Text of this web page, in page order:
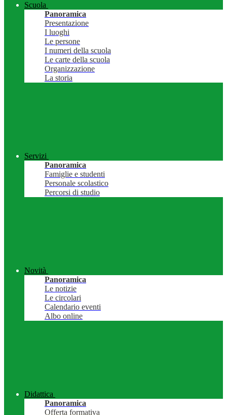
Scuola
Panoramica
Presentazione
I luoghi
Le persone
I numeri della scuola
Le carte della scuola
Organizzazione
La storia
Servizi
Panoramica
Famiglie e studenti
Personale scolastico
Percorsi di studio
Novità
Panoramica
Le notizie
Le circolari
Calendario eventi
Albo online
Didattica
Panoramica
Offerta formativa